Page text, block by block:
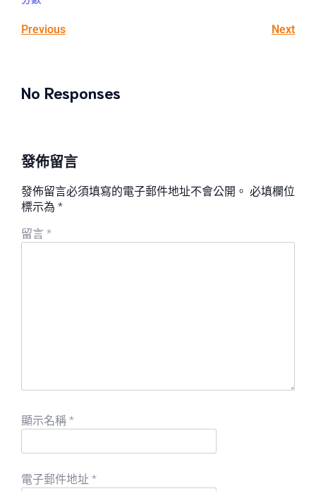
Previous Next
No Responses
發佈留言
發佈留言必須填寫的電子郵件地址不會公開。 必填欄位
標示為 *
留言 *
顯示名稱 *
電子郵件地址 *